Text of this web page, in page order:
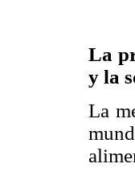
La
y la
La